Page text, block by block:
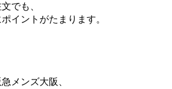
でも、
イントがたまります。
メンズ大阪、